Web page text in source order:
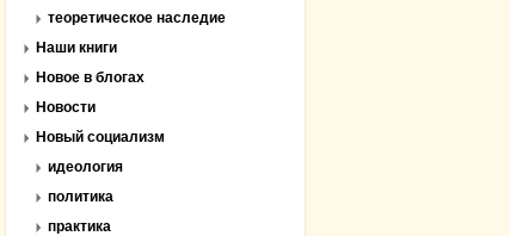
теоретическое наследие
Наши книги
Новое в блогах
Новости
Новый социализм
идеология
политика
практика